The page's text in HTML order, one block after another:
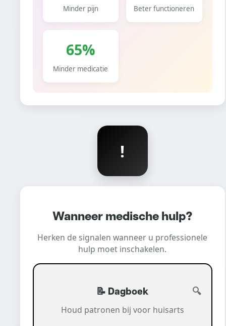
Minder pijn Beter functioneren
65%
Minder medicatie
!
Wanneer medische hulp?
Herken de signalen wanneer u professionele
hulp moet inschakelen.
📝 Dagboek
Houd patronen bij voor huisarts